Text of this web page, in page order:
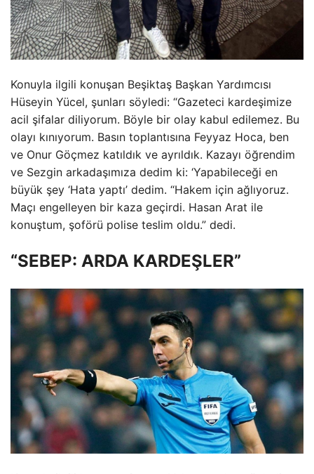
Konuyla ilgili konuşan Beşiktaş Başkan Yardımcısı
Hüseyin Yücel, şunları söyledi: “Gazeteci kardeşimize
acil şifalar diliyorum. Böyle bir olay kabul edilemez. Bu
olayı kınıyorum. Basın toplantısına Feyyaz Hoca, ben
ve Onur Göçmez katıldık ve ayrıldık. Kazayı öğrendim
ve Sezgin arkadaşımıza dedim ki: ‘Yapabileceği en
büyük şey ‘Hata yaptı’ dedim. “Hakem için ağlıyoruz.
Maçı engelleyen bir kaza geçirdi. Hasan Arat ile
konuştum, şoförü polise teslim oldu.” dedi.
“SEBEP: ARDA KARDEŞLER”